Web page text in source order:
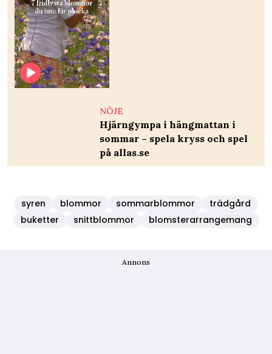
NÖJE
Hjärngympa i hängmattan i
sommar – spela kryss och spel
på allas.se
syren blommor sommarblommor
trädgård
buketter
snittblommor blomsterarrangemang
Annons